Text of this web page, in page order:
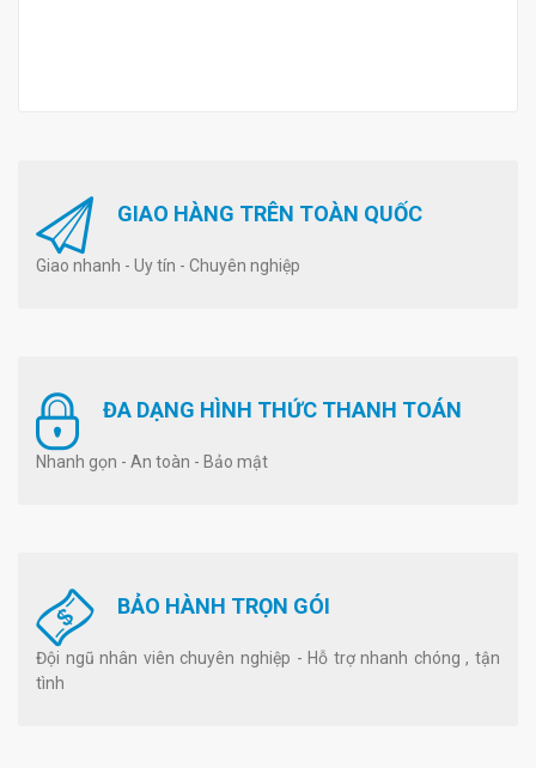
GIAO HÀNG TRÊN TOÀN QUỐC
Giao nhanh - Uy tín - Chuyên nghiệp
ĐA DẠNG HÌNH THỨC THANH TOÁN
Nhanh gọn - An toàn - Bảo mật
BẢO HÀNH TRỌN GÓI
Đội ngũ nhân viên chuyên nghiệp - Hỗ trợ nhanh chóng , tận
tình